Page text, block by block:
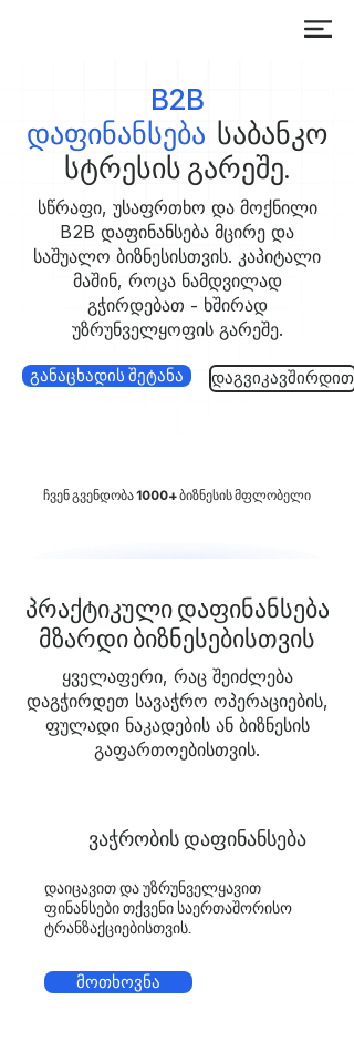
B2B
დაფინანსება საბანკო
სტრესის გარეშე.
სწრაფი, უსაფრთხო და მოქნილი
B2B დაფინანსება მცირე და
საშუალო ბიზნესისთვის. კაპიტალი
მაშინ, როცა ნამდვილად
გჭირდებათ - ხშირად
უზრუნველყოფის გარეშე.
განაცხადის შეტანა დაგვიკავშირდით
ჩვენ გვენდობა1000+ბიზნესის მფლობელი
პრაქტიკული დაფინანსება
მზარდი ბიზნესებისთვის
ყველაფერი, რაც შეიძლება
დაგჭირდეთ სავაჭრო ოპერაციების,
ფულადი ნაკადების ან ბიზნესის
გაფართოებისთვის.
ვაჭრობის დაფინანსება
დაიცავით და უზრუნველყავით
ფინანსები თქვენი საერთაშორისო
ტრანზაქციებისთვის.
მოთხოვნა